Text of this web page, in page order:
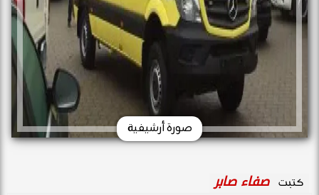
صورة أرشيفية
كتبت صفاء صابر